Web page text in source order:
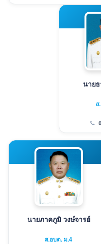
นาย
ส
นายภาคภูมิ วงษ์จารย์
ส.อบต. ม.4